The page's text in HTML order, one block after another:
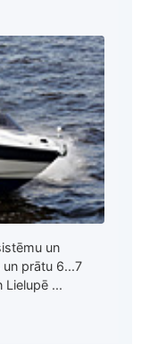
un
prātu 6...7
Lielupē ...